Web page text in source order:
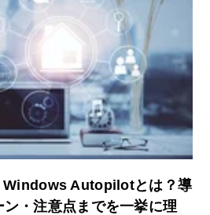
Windows Autopilotとは？導
・注意点までを一挙に理